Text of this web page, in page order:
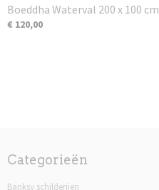
Boeddha Waterval 200 x 100 cm
€ 120,00
Categorieën
Banksy schilderijen